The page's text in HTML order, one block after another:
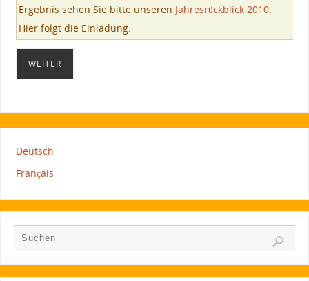
Ergebnis sehen Sie bitte unseren Jahresrückblick 2010.
Hier folgt die Einladung.
WEITER
Deutsch
Français